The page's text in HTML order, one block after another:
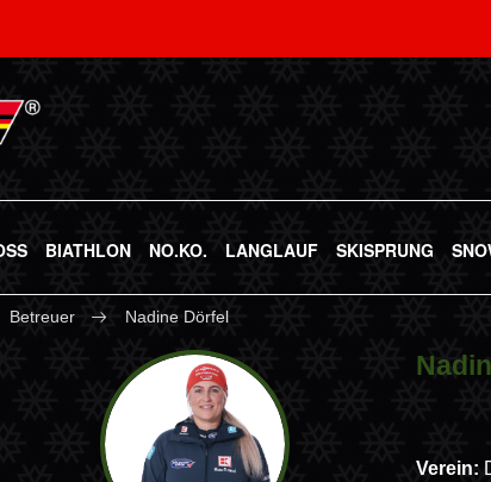
BIATHLON NO.KO. LANGLAUF SKISPRUNG
Betreuer Nadine Dörfel
Verein: